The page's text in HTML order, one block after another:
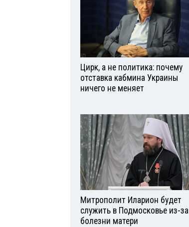
Цирк, а не политика: почему
отставка кабмина Украины
ничего не меняет
Митрополит Иларион будет
служить в Подмосковье из-за
болезни матери